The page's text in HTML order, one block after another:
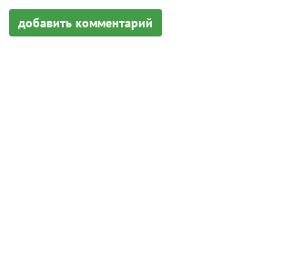
добавить комментарий